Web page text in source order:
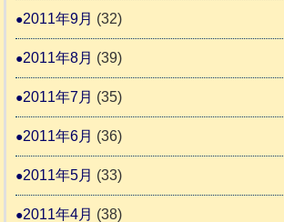
2011年9月 (32)
2011年8月 (39)
2011年7月 (35)
2011年6月 (36)
2011年5月 (33)
2011年4月 (38)